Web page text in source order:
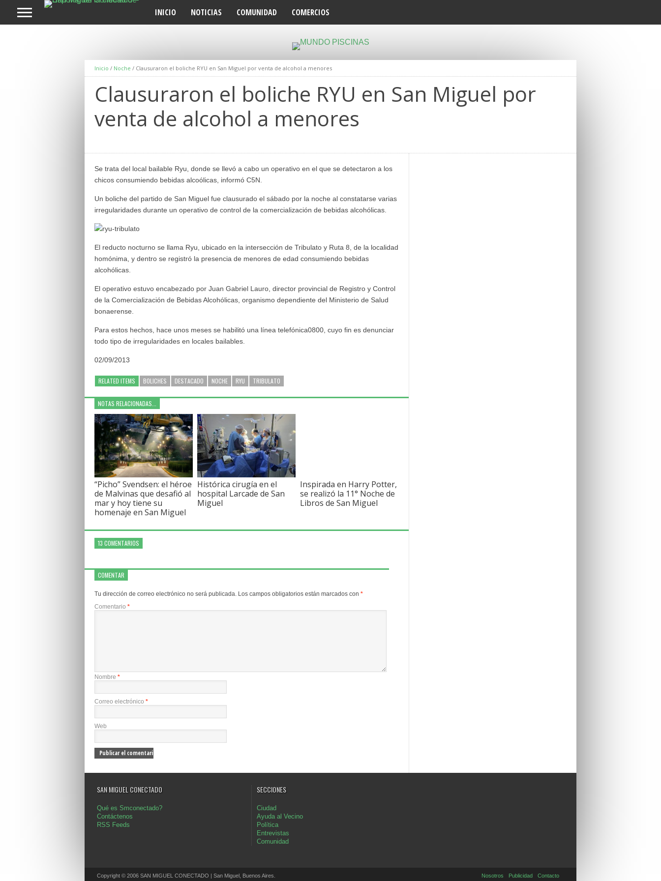
INICIO NOTICIAS COMUNIDAD COMERCIOS
Inicio / Noche / Clausuraron el boliche RYU en San Miguel por venta de alcohol a menores
Clausuraron el boliche RYU en San Miguel por
venta de alcohol a menores
Se trata del local bailable Ryu, donde se llevó a cabo un operativo en el que se detectaron a los
chicos consumiendo bebidas alcoólicas, informó C5N.
Un boliche del partido de San Miguel fue clausurado el sábado por la noche al constatarse varias
irregularidades durante un operativo de control de la comercialización de bebidas alcohólicas.
El reducto nocturno se llama Ryu, ubicado en la intersección de Tribulato y Ruta 8, de la localidad
homónima, y dentro se registró la presencia de menores de edad consumiendo bebidas
alcohólicas.
El operativo estuvo encabezado por Juan Gabriel Lauro, director provincial de Registro y Control
de la Comercialización de Bebidas Alcohólicas, organismo dependiente del Ministerio de Salud
bonaerense.
Para estos hechos, hace unos meses se habilitó una línea telefónica0800, cuyo fin es denunciar
todo tipo de irregularidades en locales bailables.
02/09/2013
RELATED ITEMS BOLICHES DESTACADO NOCHE RYU TRIBULATO
NOTAS RELACIONADAS...
“Picho” Svendsen: el héroe
de Malvinas que desafió al
mar y hoy tiene su
homenaje en San Miguel
Histórica cirugía en el
hospital Larcade de San
Miguel
Inspirada en Harry Potter,
se realizó la 11° Noche de
Libros de San Miguel
13 COMENTARIOS
COMENTAR
Tu dirección de correo electrónico no será publicada. Los campos obligatorios están marcados con *
Comentario *
Nombre *
Correo electrónico *
Web
SAN MIGUEL CONECTADO
Qué es Smconectado?
Contáctenos
RSS Feeds
SECCIONES
Ciudad
Ayuda al Vecino
Política
Entrevistas
Comunidad
Copyright © 2006 SAN MIGUEL CONECTADO | San Miguel, Buenos Aires. Nosotros Publicidad Contacto